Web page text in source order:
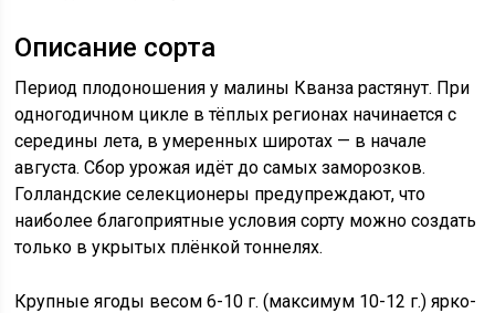
Описание сорта
Период плодоношения у малины Кванза растянут. При
одногодичном цикле в тёплых регионах начинается с
середины лета, в умеренных широтах — в начале
августа. Сбор урожая идёт до самых заморозков.
Голландские селекционеры предупреждают, что
наиболее благоприятные условия сорту можно создать
только в укрытых плёнкой тоннелях.
Крупные ягоды весом 6-10 г. (максимум 10-12 г.) ярко-